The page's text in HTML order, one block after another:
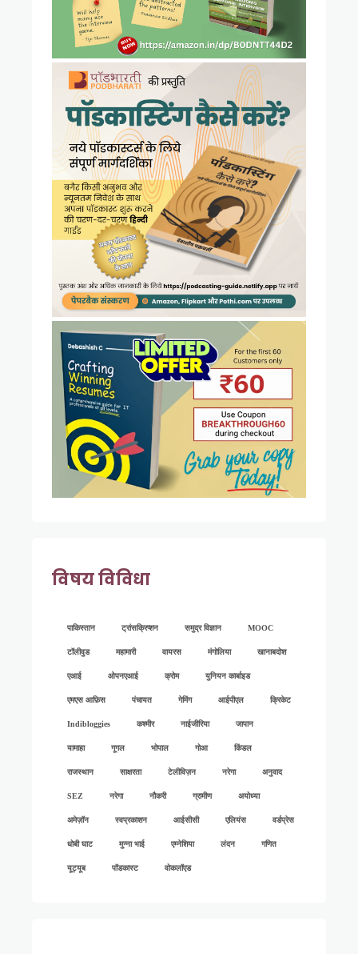
विषय विविधा
पाकिस्तान ट्रांसक्रिप्शन समुद्र विज्ञान MOOC
टॉलीवुड महामारी वायरस मंगोलिया खानाबदोश
एआई ओपनएआई क्रोम युनियन कार्बाइड
एमएस आफ़िस पंचायत गेमिंग आईपीएल क्रिकेट
Indibloggies कश्मीर नाईजीरिया जापान
यामाहा गूगल भोपाल गोआ किंडल
राजस्थान साक्षरता टेलीविज़न नरेगा अनुवाद
SEZ नरेगा नौकरी ग्रामीण अयोध्या
अमेज़ॉन स्वप्रकाशन आईसीसी एलियंस वर्डप्रेस
धोबी घाट मुन्ना भाई एम्नेशिया लंदन गणित
यूट्यूब पॉडकास्ट वोकलॉएड